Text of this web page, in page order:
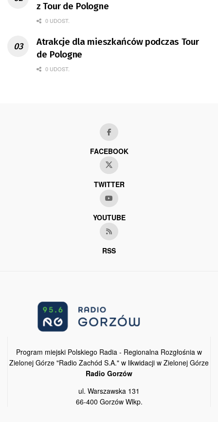
z Tour de Pologne
0 UDOST.
Atrakcje dla mieszkańców podczas Tour
de Pologne
0 UDOST.
FACEBOOK
TWITTER
YOUTUBE
RSS
Program miejski Polskiego Radia - Regionalna Rozgłośnia w
Zielonej Górze "Radio Zachód S.A." w likwidacji w Zielonej Górze
Radio Gorzów
ul. Warszawska 131
66-400 Gorzów Wlkp.